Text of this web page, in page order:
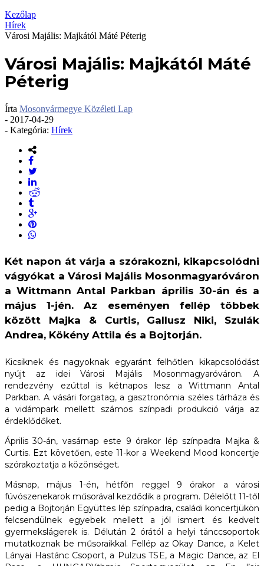
Kezőlap
Hírek
Városi Majális: Majkától Máté Péterig
Városi Majális: Majkától Máté
Péterig
Írta Mosonvármegye Közéleti Lap
- 2017-04-29
- Kategória: Hírek
Két napon át várja a szórakozni, kikapcsolódni
vágyókat a Városi Majális Mosonmagyaróváron
a Wittmann Antal Parkban április 30-án és a
május 1-jén. Az eseményen fellép többek
között Majka & Curtis, Gallusz Niki, Szulák
Andrea, Kökény Attila és a Bojtorján.
Kicsiknek és nagyoknak egyaránt felhőtlen kikapcsolódást
nyújt az idei Városi Majális Mosonmagyaróváron. A
rendezvény ezúttal is kétnapos lesz a Wittmann Antal
Parkban. A vásári forgatag, a gasztronómia széles tárháza és
a vidámpark mellett számos színpadi produkció várja az
érdeklődőket.
Április 30-án, vasárnap este 9 órakor lép színpadra Majka &
Curtis. Ezt követően, este 11-kor a Weekend Mood koncertje
szórakoztatja a közönséget.
Másnap, május 1-én, hétfőn reggel 9 órakor a városi
fúvószenekarok műsorával kezdődik a program. Délelőtt 11-től
pedig a Bojtorján Együttes lép színpadra, családi koncertjükön
felcsendülnek egyebek mellett a jól ismert és kedvelt
gyermekslágerek is. Délután 2 órától a helyi tánccsoportok
mutatkoznak be műsoraikkal. Fellép az Okay Dance, a Kelet
Lányai Hastánc Csoport, a Pulzus TSE, a Magic Dance, az El